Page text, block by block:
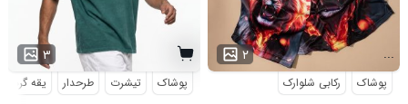
۳
پوشاک تیشرت طرحدار یقه گرد
۲ ...
پوشاک رکابی شلوارک